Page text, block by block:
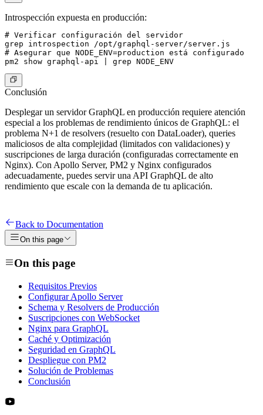
Introspección expuesta en producción:
# Verificar configuración del servidor
grep introspection /opt/graphql-server/server.js
# Asegurar que NODE_ENV=production está configurado
Conclusión
Desplegar un servidor GraphQL en producción requiere atención
especial a los problemas de rendimiento únicos de GraphQL: el
problema N+1 de resolvers (resuelto con DataLoader), queries
maliciosos de alta complejidad (limitados con validaciones) y
suscripciones de larga duración (configuradas correctamente en
Nginx). Con Apollo Server, PM2 y Nginx configurados
adecuadamente, puedes servir una API GraphQL de alto
rendimiento que escale con la demanda de tu aplicación.
Back to Documentation
On this page
On this page
Requisitos Previos
Configurar Apollo Server
Schema y Resolvers de Producción
Suscripciones con WebSocket
Nginx para GraphQL
Caché y Optimización
Seguridad en GraphQL
Despliegue con PM2
Solución de Problemas
Conclusión